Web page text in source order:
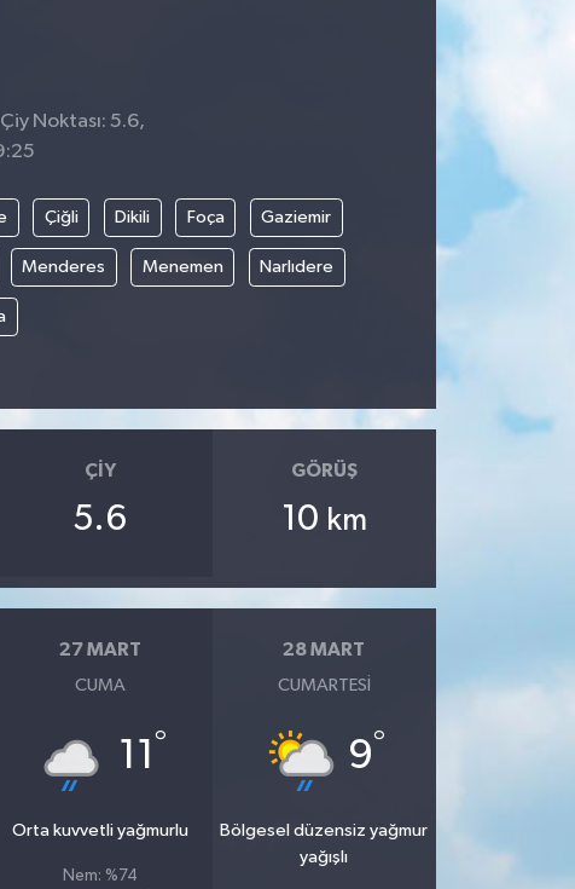
Noktası: 5.6,
Çiğli Dikili Foça Gaziemir
Menderes Menemen Narlıdere
ÇIY
5.6
GÖRÜŞ
10 km
27 MART
CUMA
11 °
Orta kuvvetli yağmurlu
Nem: %74
28 MART
CUMARTESI
9°
Bölgesel düzensiz yağmur
yağışlı